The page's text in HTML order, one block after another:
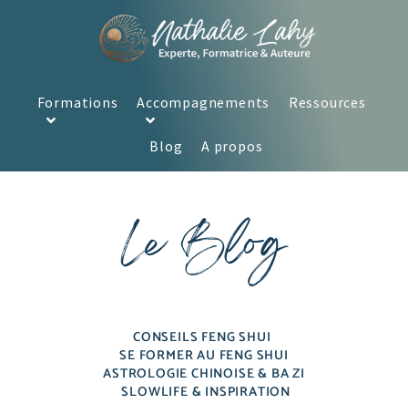
Formations Accompagnements Ressources
Blog A propos
Le Blog
CONSEILS FENG SHUI
SE FORMER AU FENG SHUI
ASTROLOGIE CHINOISE & BA ZI
SLOWLIFE & INSPIRATION